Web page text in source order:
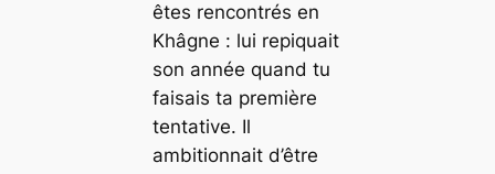
êtes rencontrés en
Khâgne : lui repiquait
son année quand tu
faisais ta première
tentative. Il
ambitionnait d’être